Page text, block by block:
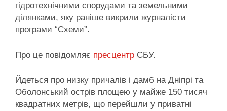
гідротехнічними спорудами та земельними
ділянками, яку раніше викрили журналісти
програми “Схеми”.
Про це повідомляє пресцентр СБУ.
Йдеться про низку причалів і дамб на Дніпрі та
Оболонський острів площею у майже 150 тисяч
квадратних метрів, що перейшли у приватні